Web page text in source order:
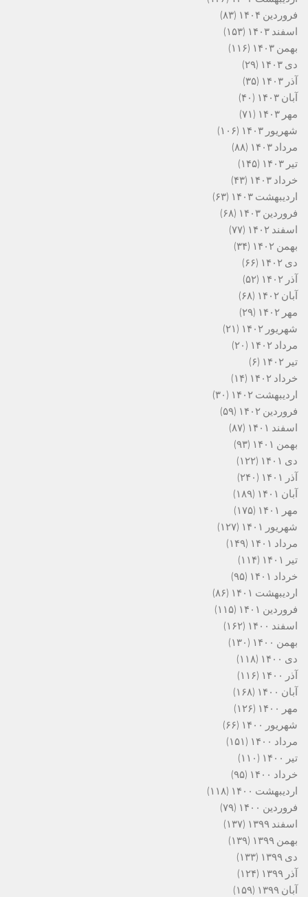
فروردین ۱۴۰۴
(۸۳)
اسفند ۱۴۰۳
(۱۵۳)
بهمن ۱۴۰۳
(۱۱۶)
دی ۱۴۰۳
(۲۹)
آذر ۱۴۰۳
(۳۵)
آبان ۱۴۰۳
(۴۰)
مهر ۱۴۰۳
(۷۱)
شهریور ۱۴۰۳
(۱۰۶)
مرداد ۱۴۰۳
(۸۸)
تیر ۱۴۰۳
(۱۴۵)
خرداد ۱۴۰۳
(۴۳)
اردیبهشت ۱۴۰۳
(۶۳)
فروردین ۱۴۰۳
(۶۸)
اسفند ۱۴۰۲
(۷۷)
بهمن ۱۴۰۲
(۳۴)
دی ۱۴۰۲
(۶۶)
آذر ۱۴۰۲
(۵۲)
آبان ۱۴۰۲
(۶۸)
مهر ۱۴۰۲
(۲۹)
شهریور ۱۴۰۲
(۲۱)
مرداد ۱۴۰۲
(۲۰)
تیر ۱۴۰۲
(۶)
خرداد ۱۴۰۲
(۱۴)
اردیبهشت ۱۴۰۲
(۳۰)
فروردین ۱۴۰۲
(۵۹)
اسفند ۱۴۰۱
(۸۷)
بهمن ۱۴۰۱
(۹۳)
دی ۱۴۰۱
(۱۲۲)
آذر ۱۴۰۱
(۲۴۰)
آبان ۱۴۰۱
(۱۸۹)
مهر ۱۴۰۱
(۱۷۵)
شهریور ۱۴۰۱
(۱۲۷)
مرداد ۱۴۰۱
(۱۴۹)
تیر ۱۴۰۱
(۱۱۴)
خرداد ۱۴۰۱
(۹۵)
اردیبهشت ۱۴۰۱
(۸۶)
فروردین ۱۴۰۱
(۱۱۵)
اسفند ۱۴۰۰
(۱۶۲)
بهمن ۱۴۰۰
(۱۳۰)
دی ۱۴۰۰
(۱۱۸)
آذر ۱۴۰۰
(۱۱۶)
آبان ۱۴۰۰
(۱۶۸)
مهر ۱۴۰۰
(۱۲۶)
شهریور ۱۴۰۰
(۶۶)
مرداد ۱۴۰۰
(۱۵۱)
تیر ۱۴۰۰
(۱۱۰)
خرداد ۱۴۰۰
(۹۵)
اردیبهشت ۱۴۰۰
(۱۱۸)
فروردین ۱۴۰۰
(۷۹)
اسفند ۱۳۹۹
(۱۳۷)
بهمن ۱۳۹۹
(۱۳۹)
دی ۱۳۹۹
(۱۳۳)
آذر ۱۳۹۹
(۱۲۴)
آبان ۱۳۹۹
(۱۵۹)